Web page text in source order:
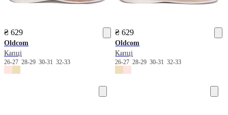
₴ 629
Oldcom
Капці
26-27 28-29 30-31 32-33
₴ 629
Oldcom
Капці
26-2728-2930-3132-33